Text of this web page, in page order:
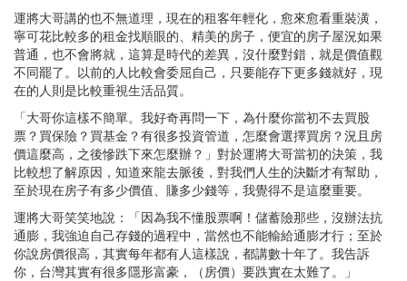
運將大哥講的也不無道理，現在的租客年輕化，愈來愈看重裝潢，
寧可花比較多的租金找順眼的、精美的房子，便宜的房子屋況如果
普通，也不會將就，這算是時代的差異，沒什麼對錯，就是價值觀
不同罷了。以前的人比較會委屈自己，只要能存下更多錢就好，現
在的人則是比較重視生活品質。
「大哥你這樣不簡單。我好奇再問一下，為什麼你當初不去買股
票？買保險？買基金？有很多投資管道，怎麼會選擇買房？況且房
價這麼高，之後慘跌下來怎麼辦？」對於運將大哥當初的決策，我
比較想了解原因，知道來龍去脈後，對我們人生的決斷才有幫助，
至於現在房子有多少價值、賺多少錢等，我覺得不是這麼重要。
運將大哥笑笑地說：「因為我不懂股票啊！儲蓄險那些，沒辦法抗
通膨，我強迫自己存錢的過程中，當然也不能輸給通膨才行；至於
你說房價很高，其實每年都有人這樣說，都講數十年了。我告訴
你，台灣其實有很多隱形富豪，（房價）要跌實在太難了。」